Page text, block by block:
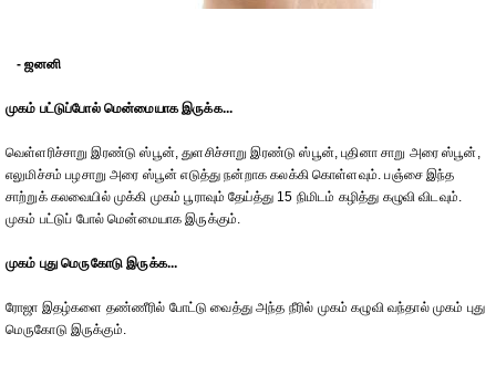
- ஜனனி
முகம் பட்டுப்போல் மென்மையாக இருக்க...
வெள்ளரிச்சாறு இரண்டு ஸ்பூன், துளசிச்சாறு இரண்டு ஸ்பூன், புதினா சாறு அரை ஸ்பூன்,
எலுமிச்சம் பழசாறு அரை ஸ்பூன் எடுத்து நன்றாக கலக்கி கொள்ளவும். பஞ்சை இந்த
சாற்றுக் கலவையில் முக்கி முகம் பூராவும் தேய்த்து 15 நிமிடம் கழித்து கழுவி விடவும்.
முகம் பட்டுப் போல் மென்மையாக இருக்கும்.
முகம் புது மெருகோடு இருக்க...
ரோஜா இதழ்களை தண்ணீரில் போட்டு வைத்து அந்த நீரில் முகம் கழுவி வந்தால் முகம் புது
மெருகோடு இருக்கும்.